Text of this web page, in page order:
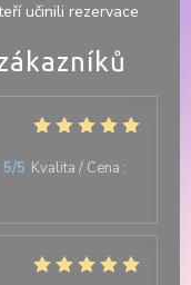
5/5 Kvalita / Cena :
učinili rezervace